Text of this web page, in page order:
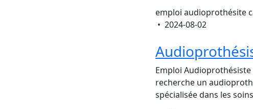
emploi audioprothésite
• 2024-08-02
Emploi
recherche un
spécialisée dans les